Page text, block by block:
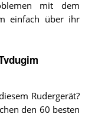
mit dem
einfach über ihr
Rudergerät?
den 60 besten